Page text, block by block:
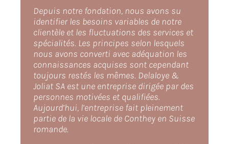
Références
Professionnels
Contact
Depuis notre fondation, nous avons su
identifier les besoins variables de notre
clientèle et les fluctuations des services et
spécialités. Les principes selon lesquels
nous avons converti avec adéquation les
connaissances acquises sont cependant
toujours restés les mêmes. Delaloye &
Joliat SA est une entreprise dirigée par des
personnes motivées et qualifiées.
Aujourd’hui, l’entreprise fait pleinement
partie de la vie locale de Conthey en Suisse
romande.